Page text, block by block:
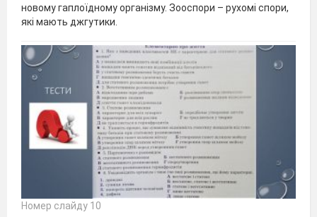
новому гаплоїдному організму. Зооспори – рухомі спори,
які мають джгутики.
Номер слайду 10